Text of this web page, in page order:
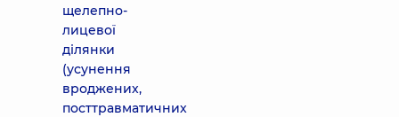
щелепно-
лицевої
ділянки
(усунення
вроджених,
посттравматичних